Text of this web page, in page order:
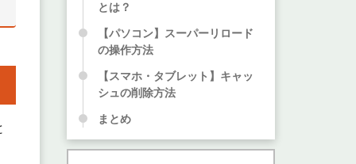
とは？
【パソコン】スーパーリロード
の操作方法
【スマホ・タブレット】キャッ
シュの削除方法
まとめ